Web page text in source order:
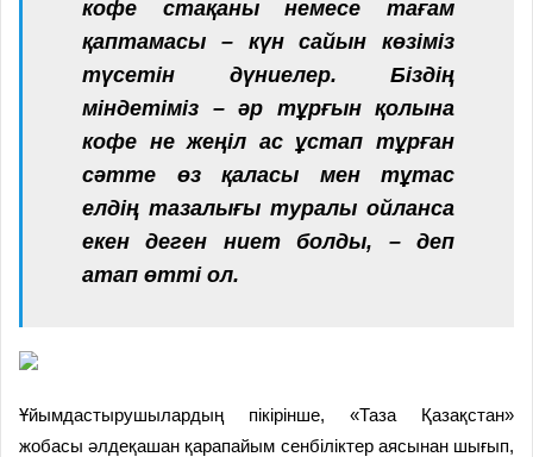
кофе стақаны немесе тағам
қаптамасы – күн сайын көзіміз
түсетін дүниелер. Біздің
міндетіміз – әр тұрғын қолына
кофе не жеңіл ас ұстап тұрған
сәтте өз қаласы мен тұтас
елдің тазалығы туралы ойланса
екен деген ниет болды, – деп
атап өтті ол.
Ұйымдастырушылардың пікірінше, «Таза Қазақстан»
жобасы әлдеқашан қарапайым сенбіліктер аясынан шығып,